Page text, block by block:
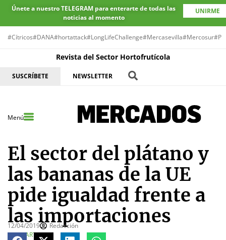
Únete a nuestro TELEGRAM para enterarte de todas las
noticias al momento
UNIRME
#Cítricos#DANA#hortattack#LongLifeChallenge#Mercasevilla#Mercosur
Revista del Sector Hortofrutícola
SUSCRÍBETE NEWSLETTER
Menú
El sector del plátano y
las bananas de la UE
pide igualdad frente a
las importaciones
12/04/2019
Redacción
COMPARTE